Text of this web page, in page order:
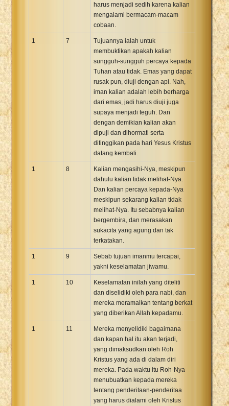
harus menjadi sedih karena kalian
mengalami bermacam-macam
cobaan.
1 7
Tujuannya ialah untuk
membuktikan apakah kalian
sungguh-sungguh percaya kepada
Tuhan atau tidak. Emas yang dapat
rusak pun, diuji dengan api. Nah,
iman kalian adalah lebih berharga
dari emas, jadi harus diuji juga
supaya menjadi teguh. Dan
dengan demikian kalian akan
dipuji dan dihormati serta
ditinggikan pada hari Yesus Kristus
datang kembali.
1 8
Kalian mengasihi-Nya, meskipun
dahulu kalian tidak melihat-Nya.
Dan kalian percaya kepada-Nya
meskipun sekarang kalian tidak
melihat-Nya. Itu sebabnya kalian
bergembira, dan merasakan
sukacita yang agung dan tak
terkatakan.
1 9
Sebab tujuan imanmu tercapai,
yakni keselamatan jiwamu.
1 10
Keselamatan inilah yang diteliti
dan diselidiki oleh para nabi, dan
mereka meramalkan tentang berkat
yang diberikan Allah kepadamu.
1 11
Mereka menyelidiki bagaimana
dan kapan hal itu akan terjadi,
yang dimaksudkan oleh Roh
Kristus yang ada di dalam diri
mereka. Pada waktu itu Roh-Nya
menubuatkan kepada mereka
tentang penderitaan-penderitaa
yang harus dialami oleh Kristus